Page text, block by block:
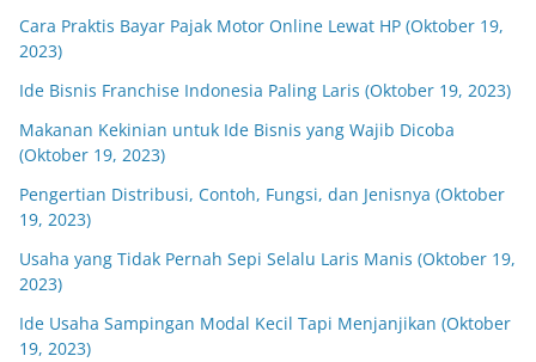
Cara Praktis Bayar Pajak Motor Online Lewat HP (Oktober 19,
2023)
Ide Bisnis Franchise Indonesia Paling Laris (Oktober 19, 2023)
Makanan Kekinian untuk Ide Bisnis yang Wajib Dicoba
(Oktober 19, 2023)
Pengertian Distribusi, Contoh, Fungsi, dan Jenisnya (Oktober
19, 2023)
Usaha yang Tidak Pernah Sepi Selalu Laris Manis (Oktober 19,
2023)
Ide Usaha Sampingan Modal Kecil Tapi Menjanjikan (Oktober
19, 2023)